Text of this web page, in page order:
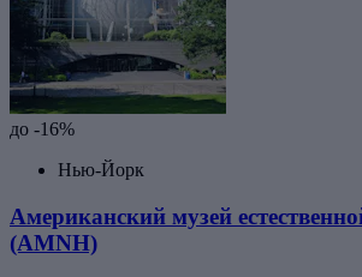
до -16%
Нью-Йорк
Американский музей
(AMNH)